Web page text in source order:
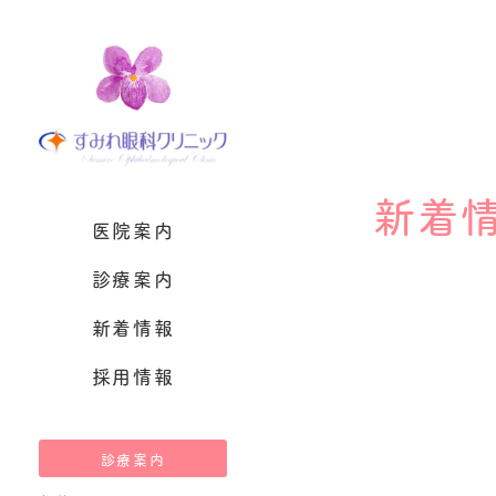
医院案内
設備紹介
診療案内
白内障手術・遠
（多焦点眼内レン
新着情報
採用情報
診療案内
新着